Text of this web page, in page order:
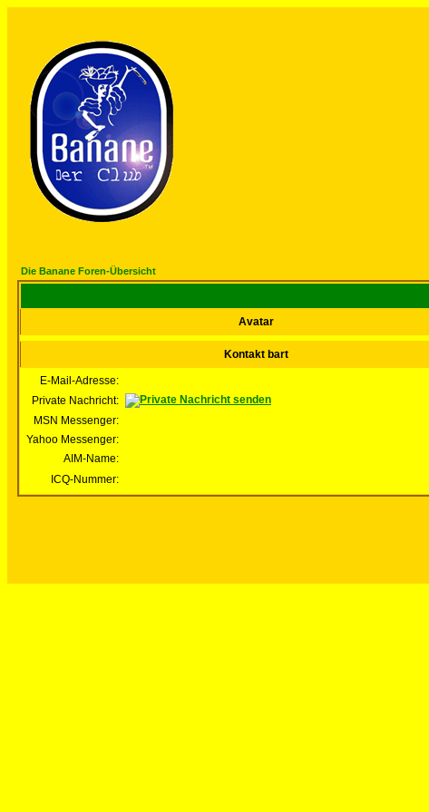
Die Banane Foren-Übersicht
Avatar
Kontakt bart
E-Mail-Adresse:
Private Nachricht:
MSN Messenger:
Yahoo Messenger:
AIM-Name:
ICQ-Nummer: